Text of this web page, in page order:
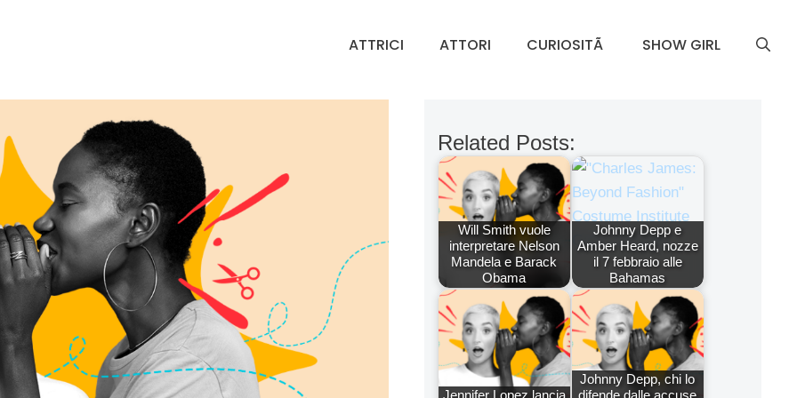
ATTRICI ATTORI CURIOSITÃ SHOW GIRL
Related Posts:
Will Smith vuole
interpretare Nelson
Mandela e Barack
Obama
Johnny Depp e
Amber Heard, nozze
il 7 febbraio alle
Bahamas
Johnny Depp, chi lo